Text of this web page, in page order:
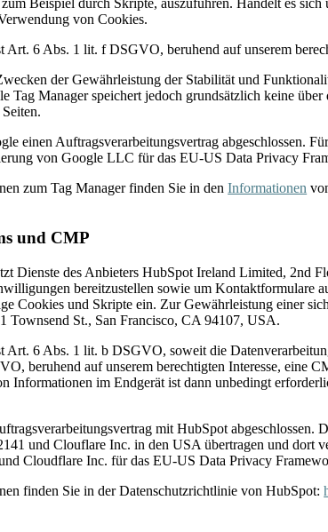
von Cookies.
Art. 6 Abs. 1 lit. f DSGVO, beruhend auf unserem
der Gewährleistung der Stabilität und
Tag Manager speichert jedoch grundsätzlich keine
einen Auftragsverarbeitungsvertrag abgeschlossen.
von Google LLC für das EU-US Data Privacy
zum Tag Manager finden Sie in denInformationen
und CMP
Dienste des Anbieters HubSpot Ireland Limited,
bereitzustellen sowie um Kontaktformulare
Cookies und Skripte ein. Zur Gewährleistung einer
Townsend St., San Francisco, CA 94107, USA.
Art. 6 Abs. 1 lit. b DSGVO, soweit die
beruhend auf unserem berechtigten Interesse, eine
Informationen im Endgerät ist dann unbedingt
mit HubSpot
und Clouflare Inc. in den USA übertragen und dort
Cloudflare Inc. für das EU-US Data Privacy
finden Sie in der Datenschutzrichtlinie von HubSpot: